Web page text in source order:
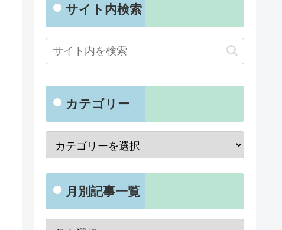
サイト内検索
カテゴリー
月別記事一覧